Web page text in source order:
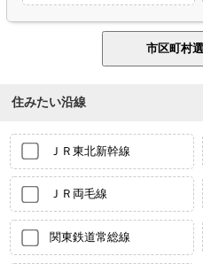
住みたい沿線
ＪＲ東北新幹線
ＪＲ両毛線
関東鉄道常総線